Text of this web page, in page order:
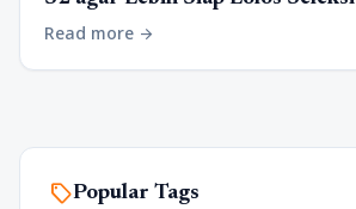
Read more arrow_forward
sellPopular Tags